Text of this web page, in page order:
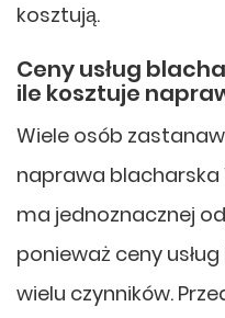
kosztują.
Ceny usług
ile kosztuje
Wiele osób
naprawa blacharska
ma jednoznacznej
ponieważ ceny
wielu czynników.